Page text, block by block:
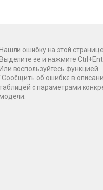
Нашли ошибку на этой
Выделите ее и нажмите
Или воспользуйтесь функцией
"Сообщить об ошибке в
таблицей с параметрами
модели.